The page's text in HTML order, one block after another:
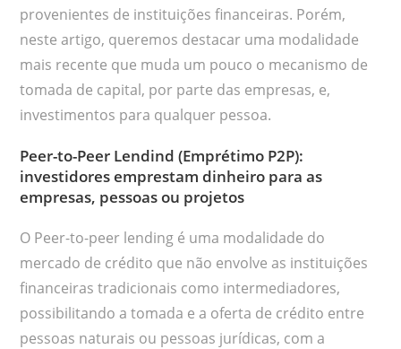
provenientes de instituições financeiras. Porém,
neste artigo, queremos destacar uma modalidade
mais recente que muda um pouco o mecanismo de
tomada de capital, por parte das empresas, e,
investimentos para qualquer pessoa.
Peer-to-Peer Lendind (Emprétimo P2P):
investidores emprestam dinheiro para as
empresas, pessoas ou projetos
O Peer-to-peer lending é uma modalidade do
mercado de crédito que não envolve as instituições
financeiras tradicionais como intermediadores,
possibilitando a tomada e a oferta de crédito entre
pessoas naturais ou pessoas jurídicas, com a